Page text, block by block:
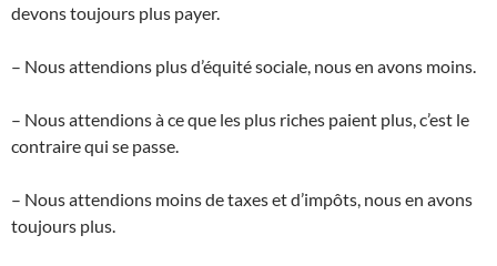
devons toujours plus payer.
– Nous attendions plus d’équité sociale, nous en avons moins.
– Nous attendions à ce que les plus riches paient plus, c’est le
contraire qui se passe.
– Nous attendions moins de taxes et d’impôts, nous en avons
toujours plus.